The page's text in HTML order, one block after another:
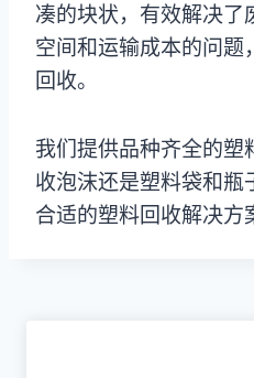
凑的块状，有效解决了
空间和运输成本的问题
回收。
我们提供品种齐全的塑
收泡沫还是塑料袋和瓶
合适的塑料回收解决方